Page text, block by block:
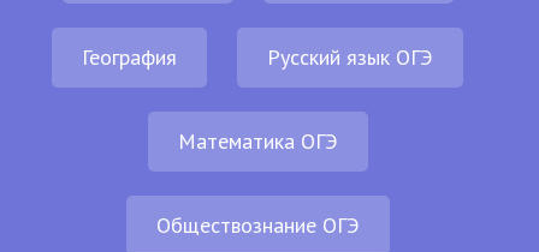
География Русский язык ОГЭ
Математика ОГЭ
Обществознание ОГЭ